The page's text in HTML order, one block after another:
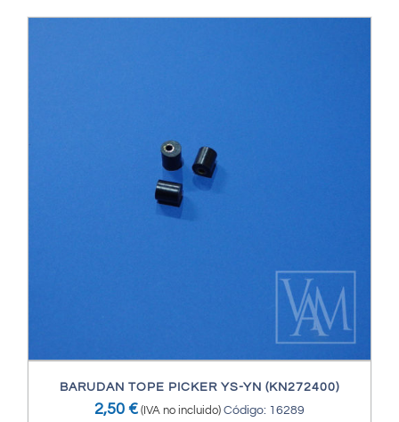
BARUDAN TOPE PICKER YS-YN (KN272400)
2,50 € (IVA no incluido) Código: 16289